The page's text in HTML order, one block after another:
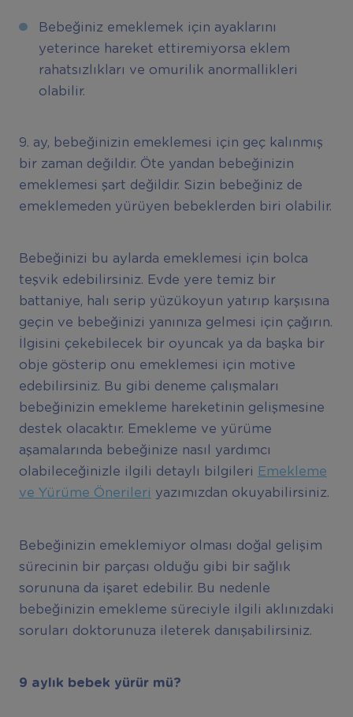
Bebeğiniz emeklemek için ayaklarını
yeterince hareket ettiremiyorsa eklem
rahatsızlıkları ve omurilik anormallikleri
olabilir.
9. ay, bebeğinizin emeklemesi için geç kalınmış
bir zaman değildir. Öte yandan bebeğinizin
emeklemesi şart değildir. Sizin bebeğiniz de
emeklemeden yürüyen bebeklerden biri olabilir.
Bebeğinizi bu aylarda emeklemesi için bolca
teşvik edebilirsiniz. Evde yere temiz bir
battaniye, halı serip yüzükoyun yatırıp karşısına
geçin ve bebeğinizi yanınıza gelmesi için çağırın.
İlgisini çekebilecek bir oyuncak ya da başka bir
obje gösterip onu emeklemesi için motive
edebilirsiniz. Bu gibi deneme çalışmaları
bebeğinizin emekleme hareketinin gelişmesine
destek olacaktır. Emekleme ve yürüme
aşamalarında bebeğinize nasıl yardımcı
olabileceğinizle ilgili detaylı bilgileri
Emekleme
ve Yürüme Önerileri yazımızdan okuyabilirsiniz.
Bebeğinizin emeklemiyor olması doğal gelişim
sürecinin bir parçası olduğu gibi bir sağlık
sorununa da işaret edebilir. Bu nedenle
bebeğinizin emekleme süreciyle ilgili aklınızdaki
soruları doktorunuza ileterek danışabilirsiniz.
9 ayl ı k bebek yürür mü?